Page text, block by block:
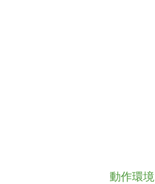
動作環境